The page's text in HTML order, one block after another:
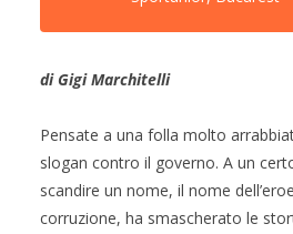
di Gigi Marchitelli
Pensate a una folla molto
slogan contro il governo. A un
scandire un nome, il nome
corruzione, ha smascherato le